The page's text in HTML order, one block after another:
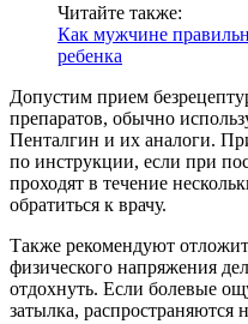
Читайте также:
Как мужчине
ребенка
Допустим прием
препаратов, обычно
Пенталгин и их аналоги.
по инструкции, если при
проходят в течение
обратиться к врачу.
Также рекомендуют
физического напряжения
отдохнуть. Если болевые
затылка,